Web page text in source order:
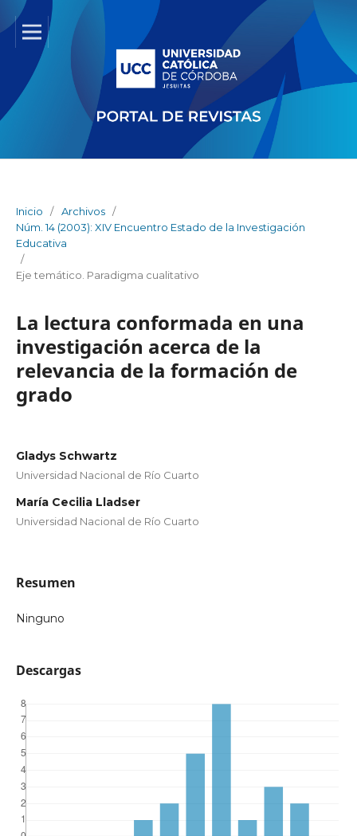
Inicio / Archivos /
Núm. 14 (2003): XIV Encuentro Estado de la Investigación
Educativa
/
Eje temático. Paradigma cualitativo
La lectura conformada en una
investigación acerca de la
relevancia de la formación de
grado
Gladys Schwartz
Universidad Nacional de Río Cuarto
María Cecilia Lladser
Universidad Nacional de Río Cuarto
Resumen
Ninguno
Descargas